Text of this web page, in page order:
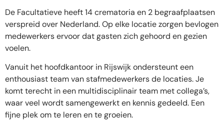
De Facultatieve heeft 14 crematoria en 2 begraafplaatsen
verspreid over Nederland. Op elke locatie zorgen bevlogen
medewerkers ervoor dat gasten zich gehoord en gezien
voelen.
Vanuit het hoofdkantoor in Rijswijk ondersteunt een
enthousiast team van stafmedewerkers de locaties. Je
komt terecht in een multidisciplinair team met collega’s,
waar veel wordt samengewerkt en kennis gedeeld. Een
fijne plek om te leren en te groeien.